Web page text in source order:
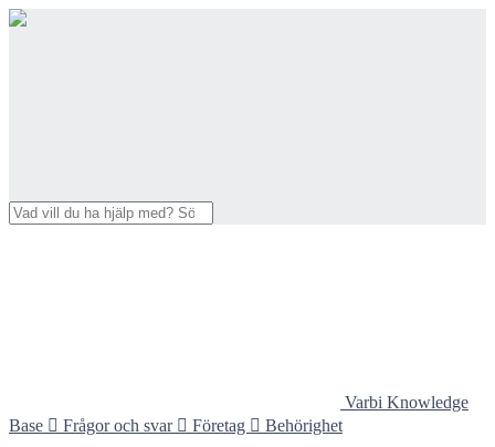
Varbi Knowledge
Base  Frågor och svar  Företag  Behörighet